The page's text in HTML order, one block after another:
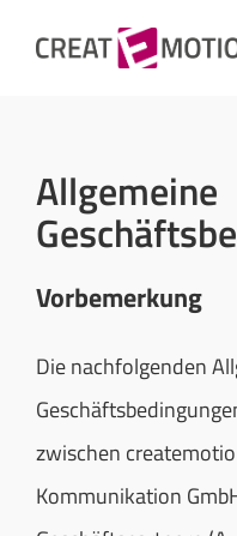
Inhalt
Google
Allgemeine
Vorbemerkung
Die nachfolgenden
zwischen
Kommunikation